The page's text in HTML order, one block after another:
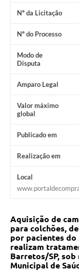
Nº da Licitação
Nº do Processo
Modo de
Disputa
Amparo Legal
Valor máximo
global
Publicado em
Realização em
Local
Aquisição de
para colchões,
por pacientes do
realizam
Barretos/SP,
Municipal de